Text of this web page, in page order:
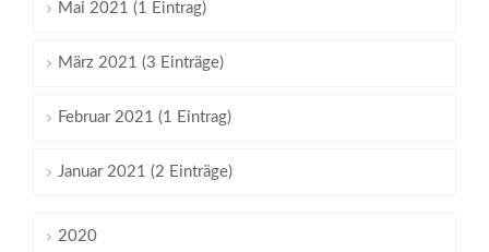
Mai 2021 (1 Eintrag)
März 2021 (3 Einträge)
Februar 2021 (1 Eintrag)
Januar 2021 (2 Einträge)
2020